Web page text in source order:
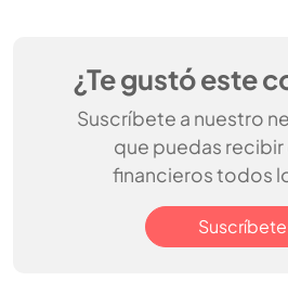
¿Te gustó este
Suscríbete a nuestro
que puedas
financieros todos
Suscríbete